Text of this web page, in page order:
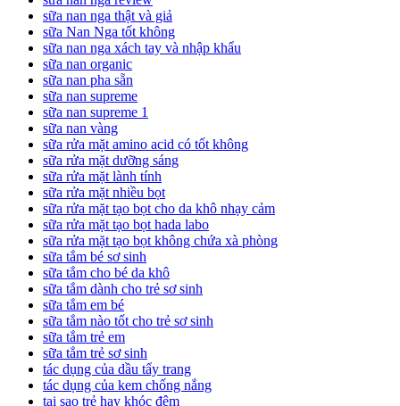
sữa nan nga thật và giả
sữa Nan Nga tốt không
sữa nan nga xách tay và nhập khẩu
sữa nan organic
sữa nan pha sẵn
sữa nan supreme
sữa nan supreme 1
sữa nan vàng
sữa rửa mặt amino acid có tốt không
sữa rửa mặt dưỡng sáng
sữa rửa mặt lành tính
sữa rửa mặt nhiều bọt
sữa rửa mặt tạo bọt cho da khô nhạy cảm
sữa rửa mặt tạo bọt hada labo
sữa rửa mặt tạo bọt không chứa xà phòng
sữa tắm bé sơ sinh
sữa tắm cho bé da khô
sữa tắm dành cho trẻ sơ sinh
sữa tắm em bé
sữa tắm nào tốt cho trẻ sơ sinh
sữa tắm trẻ em
sữa tắm trẻ sơ sinh
tác dụng của dầu tẩy trang
tác dụng của kem chống nắng
tại sao trẻ hay khóc đêm